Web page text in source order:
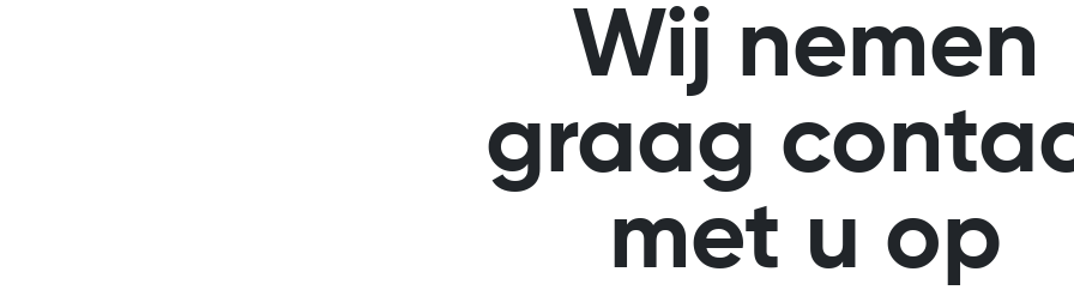
Wij nemen
graag
met u op